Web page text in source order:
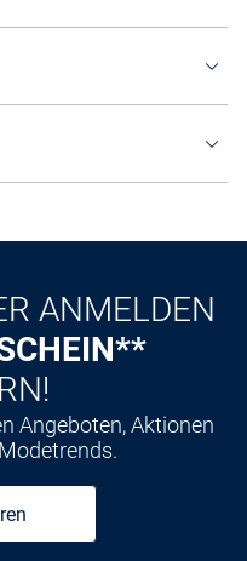
ANMELDEN
Angeboten, Aktionen